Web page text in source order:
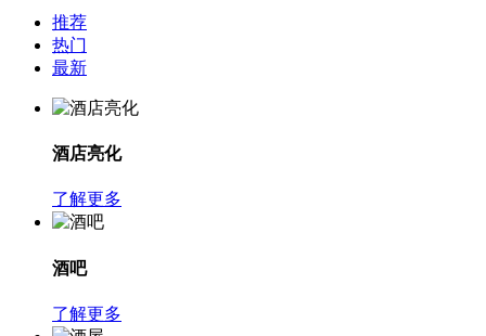
推荐
热门
最新
酒店亮化
了解更多
酒吧
了解更多